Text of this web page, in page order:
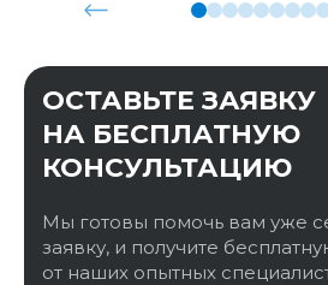
ОСТАВЬТЕ ЗАЯВКУ
НА БЕСПЛАТНУЮ
КОНСУЛЬТАЦИЮ
Мы готовы помочь вам уже
заявку, и получите
от наших опытных